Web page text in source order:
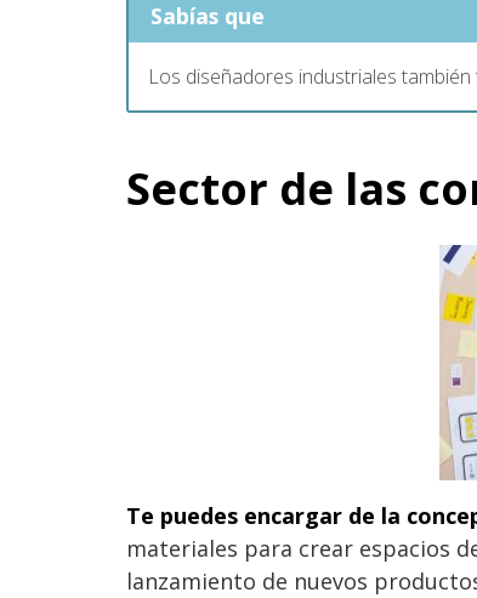
Sabías que
Los diseñadores industriales
Sector de las
Te puedes encargar de la
materiales para crear espacios
lanzamiento de nuevos